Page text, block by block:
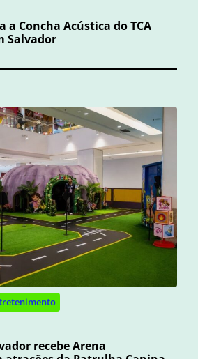
a Concha Acústica do TCA
Salvador
recebe Arena